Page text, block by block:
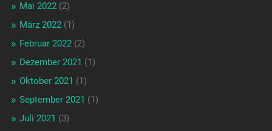
Mai 2022(2)
März 2022(1)
Februar 2022(2)
Dezember 2021 (1)
Oktober 2021 (1)
September 2021 (1)
Juli 2021 (3)